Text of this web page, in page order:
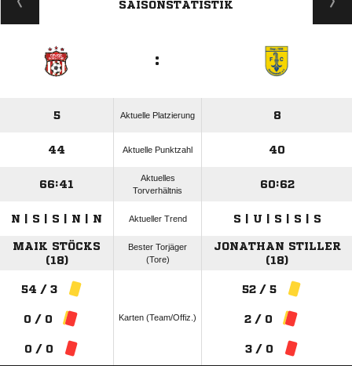
SAISONSTATISTIK
:
5 Aktuelle Platzierung 8
44 Aktuelle Punktzahl 40
66:41
Aktuelles
Torverhältnis
60:62
N | S | S | N | N Aktueller Trend S | U | S | S | S
MAIK STÖCKS
(18)
Bester Torjäger
(Tore)
JONATHAN STILLER
(18)
54 / 3
0 / 0
0 / 0
Karten (Team/Offiz.)
52 / 5
2 / 0
3 / 0